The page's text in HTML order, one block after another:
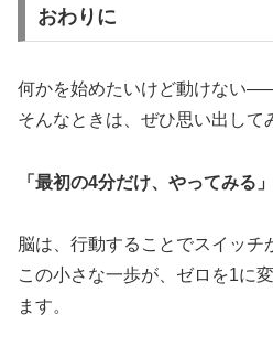
おわりに
何かを始めたいけど動けない
そんなときは、ぜひ思い出して
「最初の4分だけ、やってみる」
脳は、行動することでスイッチ
この小さな一歩が、ゼロを1に
ます。